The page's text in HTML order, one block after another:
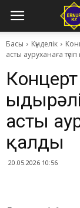
Басы Күнделік
асты ауруханаға
Концерт
асты
қалды
20.05.2026 10:56